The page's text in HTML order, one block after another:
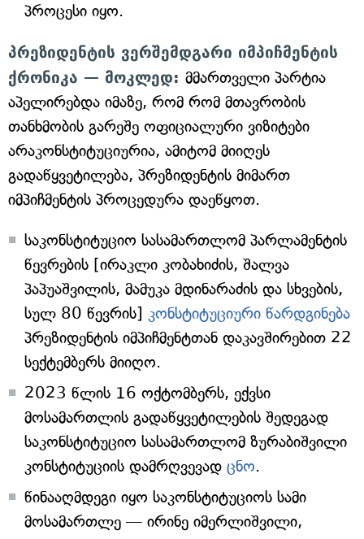
პროცესი იყო.
პრეზიდენტის ვერშემდგარი იმპიჩმენტის
ქრონიკა — მოკლედ: მმართველი პარტია
აპელირებდა იმაზე, რომ რომ მთავრობის
თანხმობის გარეშე ოფიციალური ვიზიტები
არაკონსტიტუციურია, ამიტომ მიიღეს
გადაწყვეტილება, პრეზიდენტის მიმართ
იმპიჩმენტის პროცედურა დაეწყოთ.
საკონსტიტუციო სასამართლომ პარლამენტის
წევრების [ირაკლი კობახიძის, შალვა
პაპუაშვილის, მამუკა მდინარაძის და სხვების,
სულ 80 წევრის] კონსტიტუციური წარდგინება
პრეზიდენტის იმპიჩმენტთან დაკავშირებით 22
სექტემბერს მიიღო.
2023 წლის 16 ოქტომბერს, ექვსი
მოსამართლის გადაწყვეტილების შედეგად
საკონსტიტუციო სასამართლომ ზურაბიშვილი
კონსტიტუციის დამრღვევად ცნო.
წინააღმდეგი იყო საკონსტიტუციოს სამი
მოსამართლე — ირინე იმერლიშვილი,